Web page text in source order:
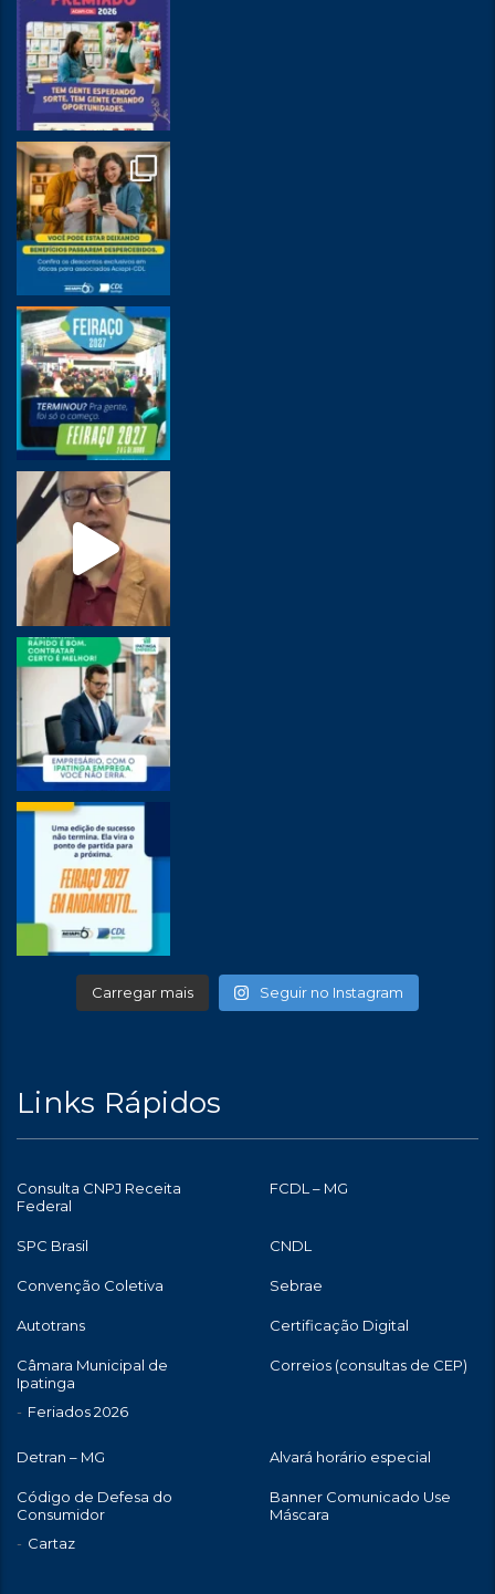
Carregar mais Seguir no Instagram
Links Rápidos
Consulta CNPJ Receita
Federal
FCDL – MG
SPC Brasil CNDL
Convenção Coletiva Sebrae
Autotrans Certificação Digital
Câmara Municipal de
Ipatinga
Feriados 2026
Correios (consultas de CEP)
Detran – MG Alvará horário especial
Código de Defesa do
Consumidor
Cartaz
Banner Comunicado Use
Máscara